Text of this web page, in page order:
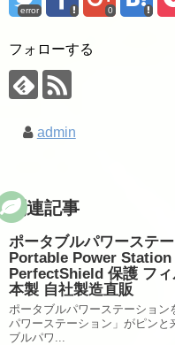
error 0
フォローする
admin
関連記事
ポータブルパワーステ
Portable Power Station
PerfectShield 保護 フィ
本製 自社製造直販
ポータブルパワーステーショ
パワーステーション」がピン
ブルパワ...